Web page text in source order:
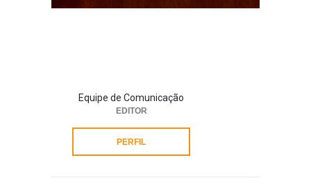
Equipe de Comunicação
EDITOR
PERFIL